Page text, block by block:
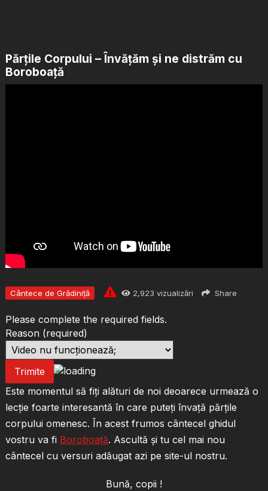
Părțile Corpului – Învățăm și ne distrăm cu
Boroboață
Cântece de Grădiniță 2,923 vizualizări Share
Please complete the required fields.
Reason (required)
Trimite
Este momentul să fiţi alături de noi deoarece urmează o
lecţie foarte interesantă în care puteţi învaţă părţile
corpului omenesc. În acest frumos cântecel ghidul
vostru va fi Boroboaţă. Ascultă şi tu cel mai nou
cântecel cu versuri adăugat azi pe site-ul nostru.
Bună, copii !